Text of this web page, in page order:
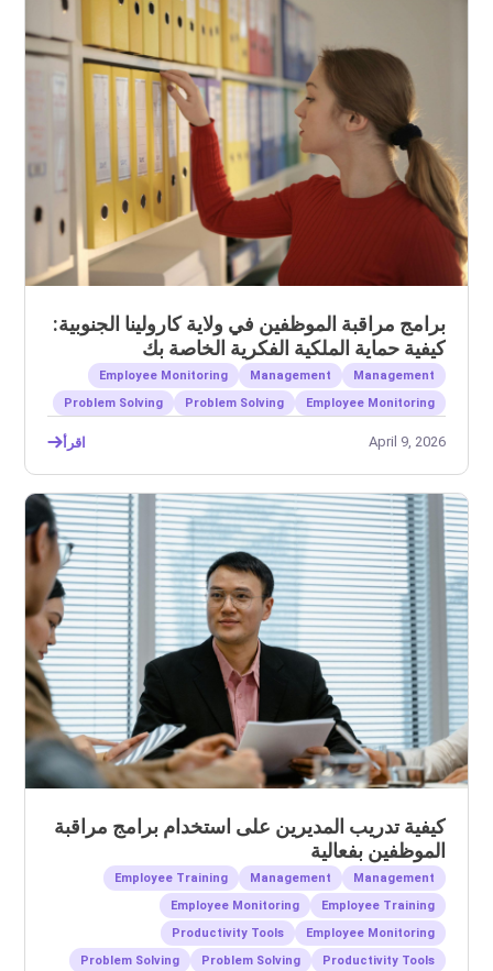
برامج مراقبة الموظفين في ولاية كارولينا الجنوبية:
كيفية حماية الملكية الفكرية الخاصة بك
Management
Management
Employee Monitoring
Employee Monitoring
Problem Solving
Problem Solving
April 9, 2026 اقرأ
كيفية تدريب المديرين على استخدام برامج مراقبة
الموظفين بفعالية
Management
Management
Employee Training
Employee Training
Employee Monitoring
Employee Monitoring
Productivity Tools
Productivity Tools
Problem Solving
Problem Solving